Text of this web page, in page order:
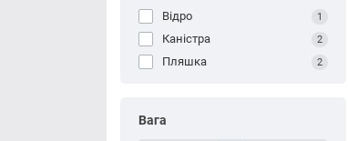
Відро 1
Каністра 2
Пляшка 2
Вага